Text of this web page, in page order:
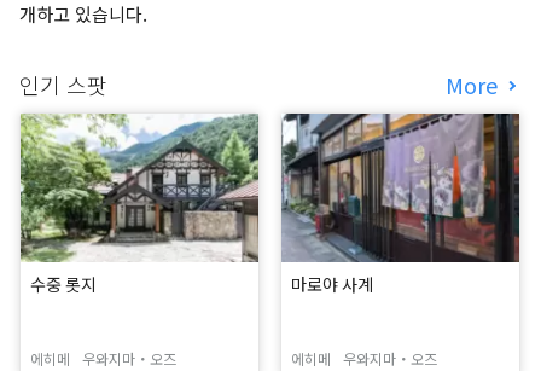
개하고 있습니다.
인기 스팟 More
수중 롯지
에히메 우와지마・오즈
마로야 사계
에히메 우와지마・오즈